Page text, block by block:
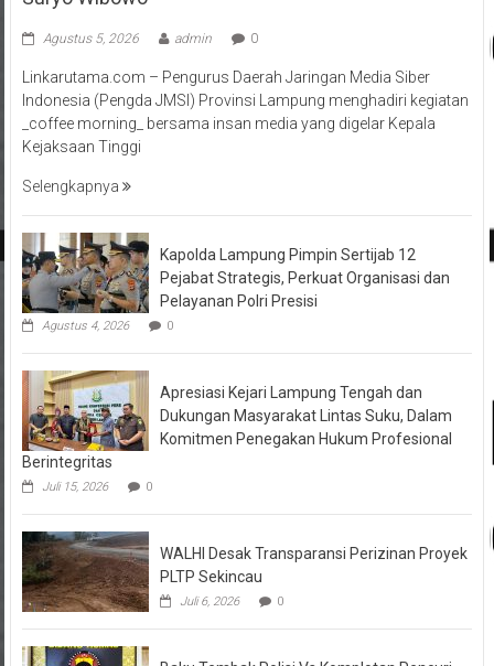
Agustus 5, 2026 admin 0
Linkarutama.com – Pengurus Daerah Jaringan Media Siber
Indonesia (Pengda JMSI) Provinsi Lampung menghadiri kegiatan
_coffee morning_ bersama insan media yang digelar Kepala
Kejaksaan Tinggi
Selengkapnya
Kapolda Lampung Pimpin Sertijab 12
Pejabat Strategis, Perkuat Organisasi dan
Pelayanan Polri Presisi
Agustus 4, 2026 0
Apresiasi Kejari Lampung Tengah dan
Dukungan Masyarakat Lintas Suku, Dalam
Komitmen Penegakan Hukum Profesional
Berintegritas
Juli 15, 2026 0
WALHI Desak Transparansi Perizinan Proyek
PLTP Sekincau
Juli 6, 2026 0